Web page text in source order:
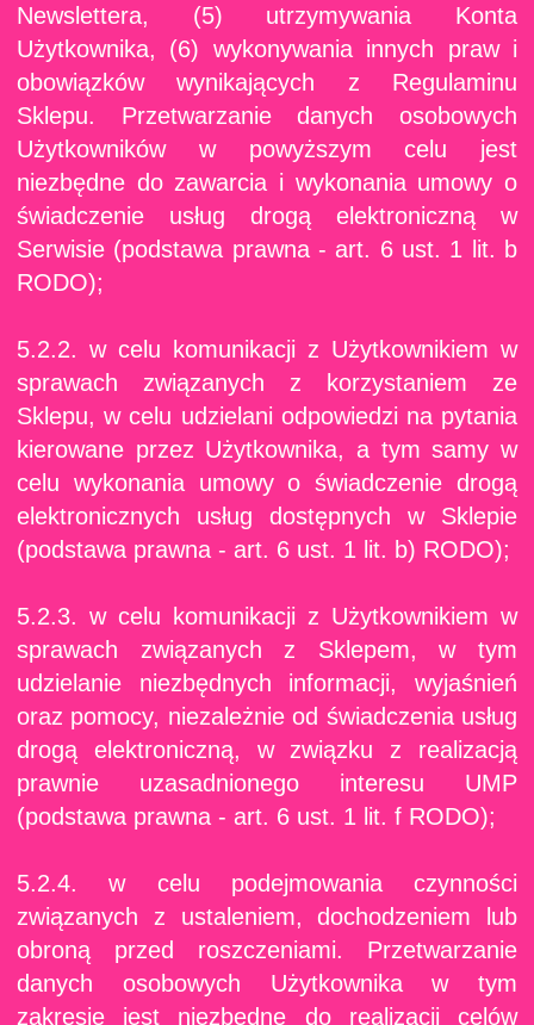
Newslettera, (5) utrzymywania Konta
Użytkownika, (6) wykonywania innych praw i
obowiązków wynikających z Regulaminu
Sklepu. Przetwarzanie danych osobowych
Użytkowników w powyższym celu jest
niezbędne do zawarcia i wykonania umowy o
świadczenie usług drogą elektroniczną w
Serwisie (podstawa prawna - art. 6 ust. 1 lit. b
RODO);
5.2.2. w celu komunikacji z Użytkownikiem w
sprawach związanych z korzystaniem ze
Sklepu, w celu udzielani odpowiedzi na pytania
kierowane przez Użytkownika, a tym samy w
celu wykonania umowy o świadczenie drogą
elektronicznych usług dostępnych w Sklepie
(podstawa prawna - art. 6 ust. 1 lit. b) RODO);
5.2.3. w celu komunikacji z Użytkownikiem w
sprawach związanych z Sklepem, w tym
udzielanie niezbędnych informacji, wyjaśnień
oraz pomocy, niezależnie od świadczenia usług
drogą elektroniczną, w związku z realizacją
prawnie uzasadnionego interesu UMP
(podstawa prawna - art. 6 ust. 1 lit. f RODO);
5.2.4. w celu podejmowania czynności
związanych z ustaleniem, dochodzeniem lub
obroną przed roszczeniami. Przetwarzanie
danych osobowych Użytkownika w tym
zakresie jest niezbędne do realizacji celów